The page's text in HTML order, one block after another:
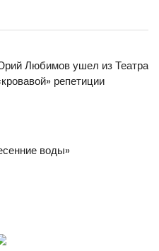
Любимов ушел из Театра
репетиции
воды»